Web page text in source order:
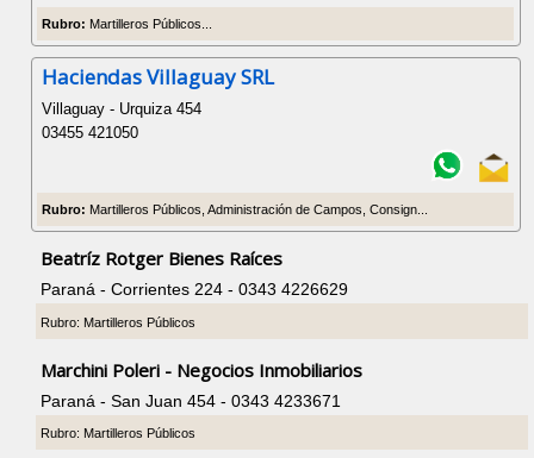
Rubro: Martilleros Públicos...
Haciendas Villaguay SRL
Villaguay - Urquiza 454
03455 421050
Rubro: Martilleros Públicos, Administración de Campos, Consign...
Beatríz Rotger Bienes Raíces
Paraná - Corrientes 224 - 0343 4226629
Rubro: Martilleros Públicos
Marchini Poleri - Negocios Inmobiliarios
Paraná - San Juan 454 - 0343 4233671
Rubro: Martilleros Públicos